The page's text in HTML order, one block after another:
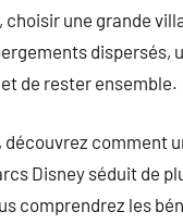
choisir une grande
dispersés,
de rester ensemble.
découvrez comment
Disney séduit de
comprendrez les